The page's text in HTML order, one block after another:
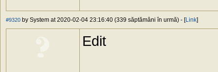
#9320 by System at 2020-02-04 23:16:40 (339 săptămâni în urmă) - [Link]
Edit